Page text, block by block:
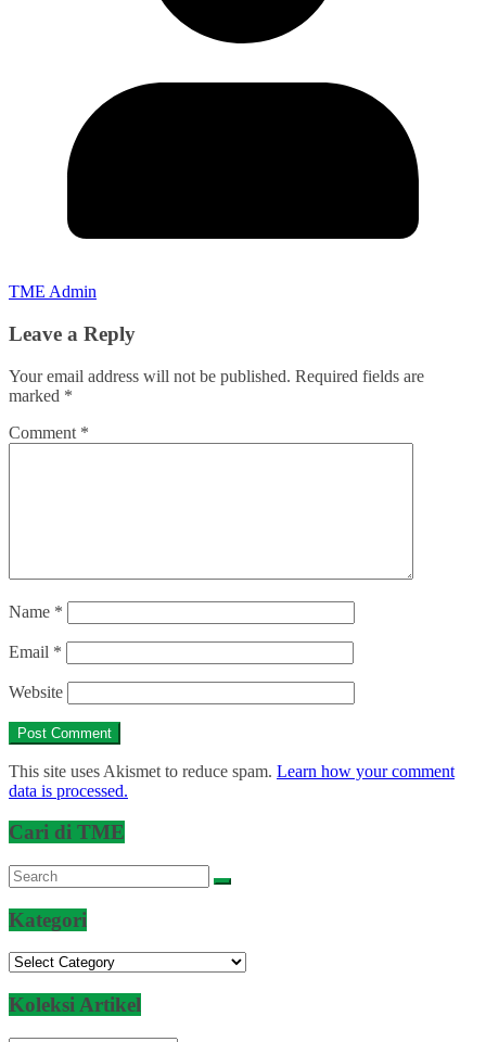
TME Admin
Leave a Reply
Your email address will not be published. Required fields are
marked *
Comment *
Name *
Email *
Website
This site uses Akismet to reduce spam. Learn how your comment
data is processed.
Cari di TME
Kategori
Kategori
Koleksi Artikel